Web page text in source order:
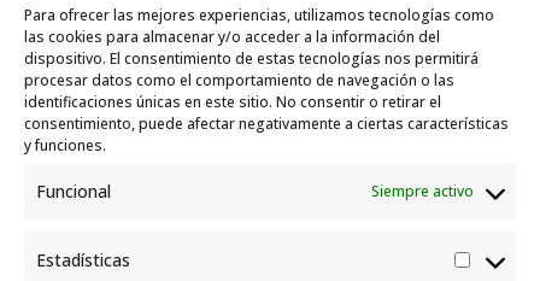
Para ofrecer las mejores experiencias, utilizamos tecnologías como
las cookies para almacenar y/o acceder a la información del
dispositivo. El consentimiento de estas tecnologías nos permitirá
procesar datos como el comportamiento de navegación o las
identificaciones únicas en este sitio. No consentir o retirar el
consentimiento, puede afectar negativamente a ciertas características
y funciones.
Funcional Siempre activo
Estadísticas
Garelli-Refugio: Acciones de empleo en el
marco del Sistema de Acogida de Protección
Internacional 10 julio, 2026